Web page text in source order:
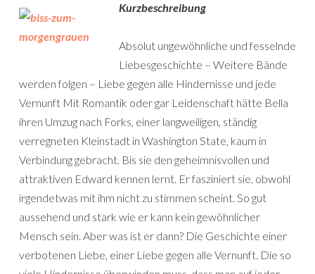
Kurzbeschreibung
Absolut ungewöhnliche und fesselnde
Liebesgeschichte – Weitere Bände
werden folgen – Liebe gegen alle Hindernisse und jede
Vernunft Mit Romantik oder gar Leidenschaft hätte Bella
ihren Umzug nach Forks, einer langweiligen, ständig
verregneten Kleinstadt in Washington State, kaum in
Verbindung gebracht. Bis sie den geheimnisvollen und
attraktiven Edward kennen lernt. Er fasziniert sie, obwohl
irgendetwas mit ihm nicht zu stimmen scheint. So gut
aussehend und stark wie er kann kein gewöhnlicher
Mensch sein. Aber was ist er dann? Die Geschichte einer
verbotenen Liebe, einer Liebe gegen alle Vernunft. Die so